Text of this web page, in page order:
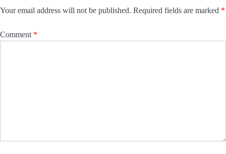
Your email address will not be published. Required fields are marked *
Comment *